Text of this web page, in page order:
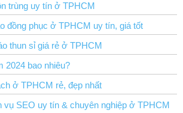
trùng uy tín ở TPHCM
đồng phục ở TPHCM uy tín, giá tốt
thun sỉ giá rẻ ở TPHCM
2024 bao nhiêu?
ở TPHCM rẻ, đẹp nhất
vụ SEO uy tín & chuyên nghiệp ở TPHCM